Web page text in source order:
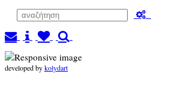
developed bykolydart